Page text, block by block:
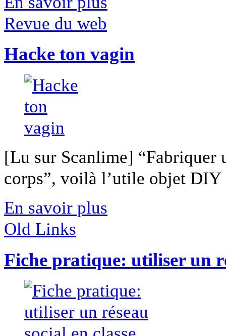
Revue du web
Hacke ton vagin
[Lu sur Scanlime] “Fabriquer
corps”, voilà l’utile objet
En savoir plus
Old Links
Fiche pratique: utiliser un